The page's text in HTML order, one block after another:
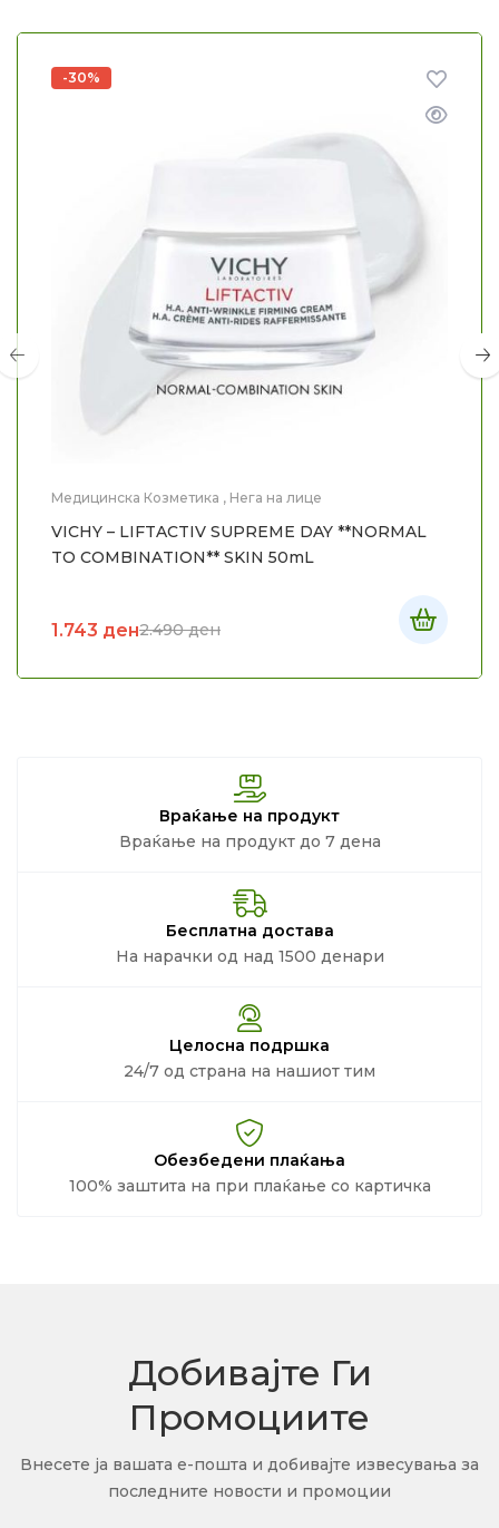
-30%
Медицинска Козметика , Нега на лице
VICHY – LIFTACTIV SUPREME DAY **NORMAL
TO COMBINATION** SKIN 50mL
2.490ден
1.743 ден
Враќање на продукт
Враќање на продукт до 7 дена
Бесплатна достава
На нарачки од над 1500 денари
Целосна подршка
24/7 од страна на нашиот тим
Обезбедени плаќања
100% заштита на при плаќање со картичка
Добивајте Ги
Промоциите
Внесете ја вашата е-пошта и добивајте извесувања за
последните новости и промоции